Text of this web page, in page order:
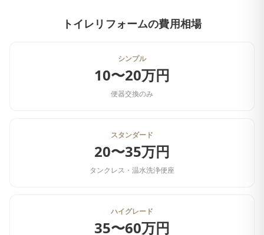
トイレリフォームの費用相場
シンプル
10〜20万円
便器交換のみ
スタンダード
20〜35万円
タンクレス・温水洗浄便座
ハイグレード
35〜60万円